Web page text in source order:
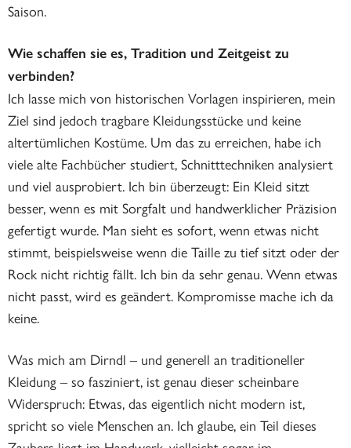
Saison.
Wie schaffen sie es, Tradition und Zeitgeist zu
verbinden?
Ich lasse mich von historischen Vorlagen inspirieren, mein
Ziel sind jedoch tragbare Kleidungsstücke und keine
altertümlichen Kostüme. Um das zu erreichen, habe ich
viele alte Fachbücher studiert, Schnitttechniken analysiert
und viel ausprobiert. Ich bin überzeugt: Ein Kleid sitzt
besser, wenn es mit Sorgfalt und handwerklicher Präzision
gefertigt wurde. Man sieht es sofort, wenn etwas nicht
stimmt, beispielsweise wenn die Taille zu tief sitzt oder der
Rock nicht richtig fällt. Ich bin da sehr genau. Wenn etwas
nicht passt, wird es geändert. Kompromisse mache ich da
keine.
Was mich am Dirndl – und generell an traditioneller
Kleidung – so fasziniert, ist genau dieser scheinbare
Widerspruch: Etwas, das eigentlich nicht modern ist,
spricht so viele Menschen an. Ich glaube, ein Teil dieses